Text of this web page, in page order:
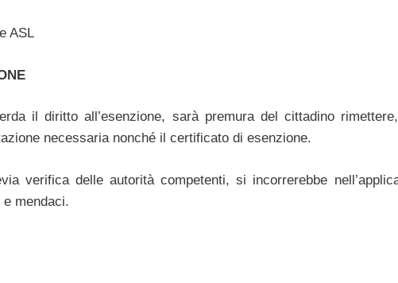
ASL
il diritto all’esenzione, sarà premura del cittadino
necessaria nonché il certificato di esenzione.
verifica delle autorità competenti, si incorrerebbe
mendaci.